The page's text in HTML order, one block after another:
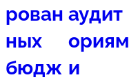
рован
ных
бюдж
аудит
ориям
и